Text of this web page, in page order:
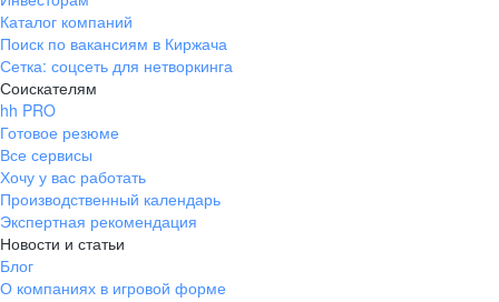
Каталог компаний
Поиск по вакансиям в Киржача
Сетка: соцсеть для нетворкинга
Соискателям
hh PRO
Готовое резюме
Все сервисы
Хочу у вас работать
Производственный календарь
Экспертная рекомендация
Новости и статьи
Блог
О компаниях в игровой форме